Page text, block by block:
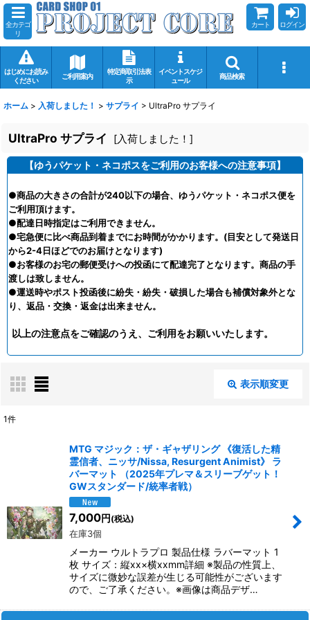
全カテゴ
リ
カート ログイン
はじめにお読み
ください
ご利用案内
特定商取引法表
示
イベントスケジ
ュール
商品検索
ホーム > 入荷しました！ > サプライ > UltraPro サプライ
UltraPro サプライ [入荷しました！ ]
【ゆうパケット・ネコポスをご利用のお客様への注意事項】
●商品の大きさの合計が240以下の場合、ゆうパケット・ネコポス便を
ご利用頂けます。
●配達日時指定はご利用できません。
●宅急便に比べ商品到着までにお時間がかかります。(目安として発送日
から2-4日ほどでのお届けとなります)
●お客様のお宅の郵便受けへの投函にて配達完了となります。商品の手
渡しは致しません。
●運送時やポスト投函後に紛失・紛失・破損した場合も補償対象外とな
り、返品・交換・返金は出来ません。
以上の注意点をご確認のうえ、ご利用をお願いいたします。
表示順変更
在庫あり
1件
MTG マジック：ザ・ギャザリング 《復活した精
霊信者、ニッサ/Nissa, Resurgent Animist》 ラ
バーマット （2025年プレマ＆スリーブゲット！
GWスタンダード/統率者戦）
7,000円 (税込)
在庫3個
メーカー ウルトラプロ 製品仕様 ラバーマット 1
枚 サイズ：縦xx×横xxmm詳細 ※製品の性質上、
サイズに微妙な誤差が生じる可能性がございます
ので、ご了承ください。※画像は商品デザ…